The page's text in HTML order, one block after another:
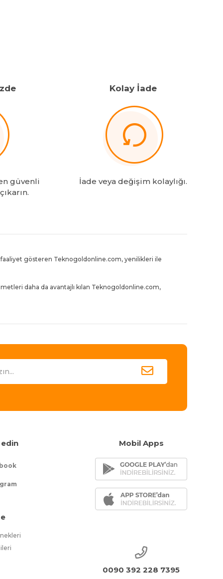
güvenli
Kolay İade
İade veya değişim kolaylığı.
faaliyet gösteren Teknogoldonline.com, yenilikleri ile
daha da avantajlı kılan Teknogoldonline.com,
Mobil Apps
0090 392 228 7395